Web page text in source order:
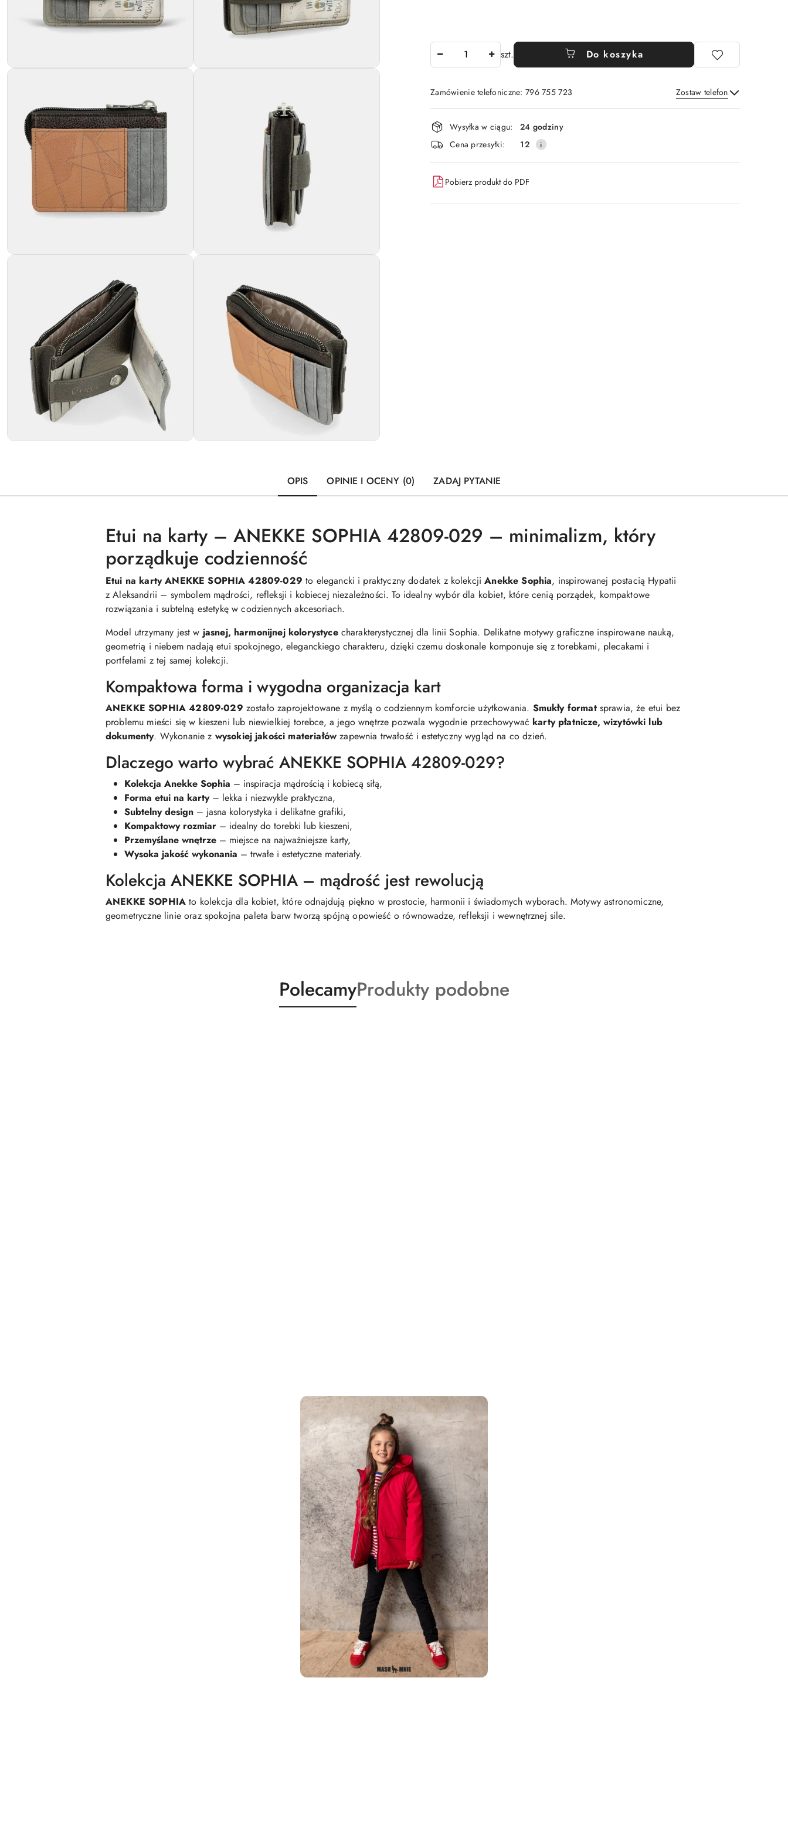
szt. Do koszyka
Zamówienie telefoniczne: 796 755 723 Zostaw telefon
Wyślij
Dostępność
i
dostawa
Wysyłka w ciągu:
24 godziny
Cena przesyłki:
12
Pobierz produkt do PDF
OPIS OPINIE I OCENY (0) ZADAJ PYTANIE
Etui na karty – ANEKKE SOPHIA 42809-029 – minimalizm, który
porządkuje codzienność
Etui na karty ANEKKE SOPHIA 42809-029 to elegancki i praktyczny dodatek z kolekcji Anekke Sophia, inspirowanej postacią Hypatii
z Aleksandrii – symbolem mądrości, refleksji i kobiecej niezależności. To idealny wybór dla kobiet, które cenią porządek, kompaktowe
rozwiązania i subtelną estetykę w codziennych akcesoriach.
Model utrzymany jest w jasnej, harmonijnej kolorystyce charakterystycznej dla linii Sophia. Delikatne motywy graficzne inspirowane nauką,
geometrią i niebem nadają etui spokojnego, eleganckiego charakteru, dzięki czemu doskonale komponuje się z torebkami, plecakami i
portfelami z tej samej kolekcji.
Kompaktowa forma i wygodna organizacja kart
ANEKKE SOPHIA 42809-029 zostało zaprojektowane z myślą o codziennym komforcie użytkowania. Smukły format sprawia, że etui bez
problemu mieści się w kieszeni lub niewielkiej torebce, a jego wnętrze pozwala wygodnie przechowywać karty płatnicze, wizytówki lub
dokumenty. Wykonanie z wysokiej jakości materiałów zapewnia trwałość i estetyczny wygląd na co dzień.
Dlaczego warto wybrać ANEKKE SOPHIA 42809-029?
Kolekcja Anekke Sophia – inspiracja mądrością i kobiecą siłą,
Forma etui na karty – lekka i niezwykle praktyczna,
Subtelny design – jasna kolorystyka i delikatne grafiki,
Kompaktowy rozmiar – idealny do torebki lub kieszeni,
Przemyślane wnętrze – miejsce na najważniejsze karty,
Wysoka jakość wykonania – trwałe i estetyczne materiały.
Kolekcja ANEKKE SOPHIA – mądrość jest rewolucją
ANEKKE SOPHIA to kolekcja dla kobiet, które odnajdują piękno w prostocie, harmonii i świadomych wyborach. Motywy astronomiczne,
geometryczne linie oraz spokojna paleta barw tworzą spójną opowieść o równowadze, refleksji i wewnętrznej sile.
Produkty
o
PolecamyProdukty
o
Produkty podobne